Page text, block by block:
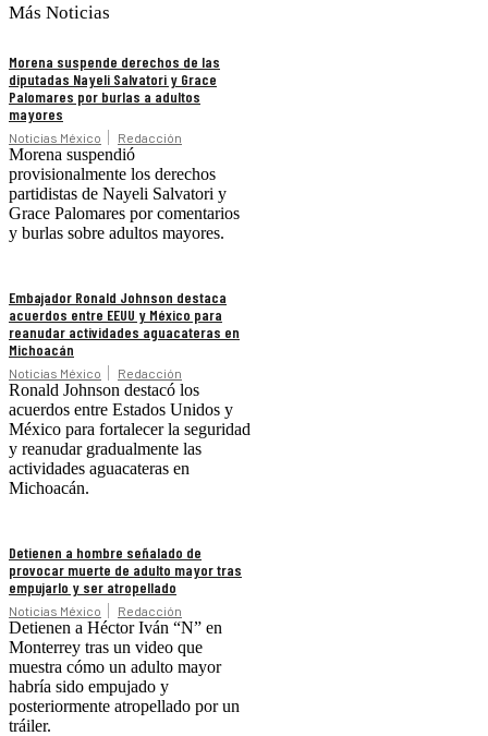
Más Noticias
Morena suspende derechos de las
diputadas Nayeli Salvatori y Grace
Palomares por burlas a adultos
mayores
Noticias México Redacción
Morena suspendió
provisionalmente los derechos
partidistas de Nayeli Salvatori y
Grace Palomares por comentarios
y burlas sobre adultos mayores.
Embajador Ronald Johnson destaca
acuerdos entre EEUU y México para
reanudar actividades aguacateras en
Michoacán
Noticias México Redacción
Ronald Johnson destacó los
acuerdos entre Estados Unidos y
México para fortalecer la seguridad
y reanudar gradualmente las
actividades aguacateras en
Michoacán.
Detienen a hombre señalado de
provocar muerte de adulto mayor tras
empujarlo y ser atropellado
Noticias México Redacción
Detienen a Héctor Iván “N” en
Monterrey tras un video que
muestra cómo un adulto mayor
habría sido empujado y
posteriormente atropellado por un
tráiler.